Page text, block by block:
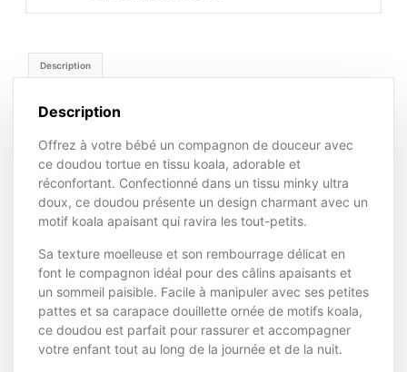
Description
Description
Offrez à votre bébé un compagnon de douceur avec
ce doudou tortue en tissu koala, adorable et
réconfortant. Confectionné dans un tissu minky ultra
doux, ce doudou présente un design charmant avec un
motif koala apaisant qui ravira les tout-petits.
Sa texture moelleuse et son rembourrage délicat en
font le compagnon idéal pour des câlins apaisants et
un sommeil paisible. Facile à manipuler avec ses petites
pattes et sa carapace douillette ornée de motifs koala,
ce doudou est parfait pour rassurer et accompagner
votre enfant tout au long de la journée et de la nuit.